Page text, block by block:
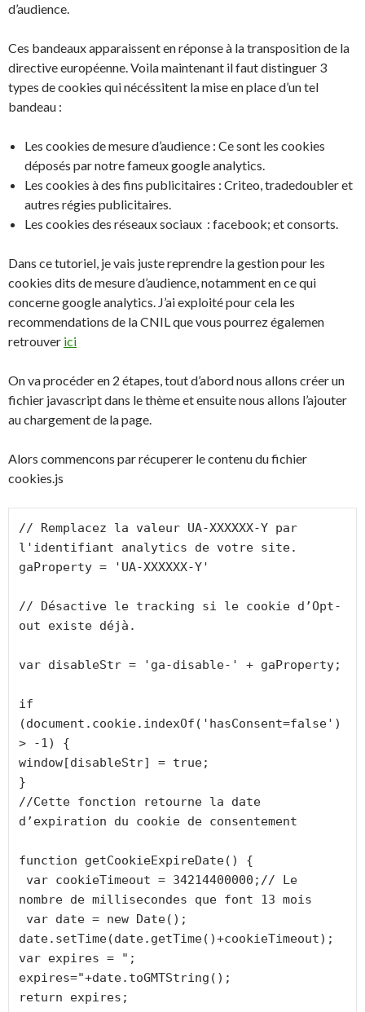
d’audience.
Ces bandeaux apparaissent en réponse à la transposition de la
directive européenne. Voila maintenant il faut distinguer 3
types de cookies qui nécéssitent la mise en place d’un tel
bandeau :
Les cookies de mesure d’audience : Ce sont les cookies
déposés par notre fameux google analytics.
Les cookies à des fins publicitaires : Criteo, tradedoubler et
autres régies publicitaires.
Les cookies des réseaux sociaux : facebook; et consorts.
Dans ce tutoriel, je vais juste reprendre la gestion pour les
cookies dits de mesure d’audience, notamment en ce qui
concerne google analytics. J’ai exploité pour cela les
recommendations de la CNIL que vous pourrez égalemen
retrouver ici
On va procéder en 2 étapes, tout d’abord nous allons créer un
fichier javascript dans le thème et ensuite nous allons l’ajouter
au chargement de la page.
Alors commencons par récuperer le contenu du fichier
cookies.js
// Remplacez la valeur UA-XXXXXX-Y par
l'identifiant analytics de votre site.
gaProperty = 'UA-XXXXXX-Y'
// Désactive le tracking si le cookie d’Opt-
out existe déjà.
var disableStr = 'ga-disable-' + gaProperty;
if
(document.cookie.indexOf('hasConsent=false')
> -1) {
window[disableStr] = true;
}
//Cette fonction retourne la date
d’expiration du cookie de consentement
function getCookieExpireDate() {
nombre de millisecondes que font 13 mois
date.setTime(date.getTime()+cookieTimeout);
var expires = ";
expires="+date.toGMTString();
return expires;